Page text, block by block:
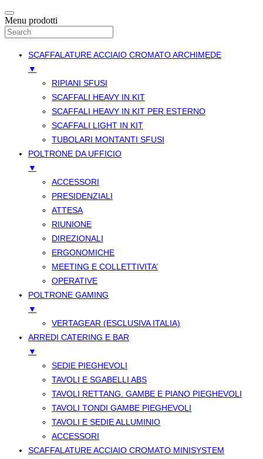
Menu prodotti
SCAFFALATURE ACCIAIO CROMATO ARCHIMEDE
▼
RIPIANI SFUSI
SCAFFALI HEAVY IN KIT
SCAFFALI HEAVY IN KIT PER ESTERNO
SCAFFALI LIGHT IN KIT
TUBOLARI MONTANTI SFUSI
POLTRONE DA UFFICIO
▼
ACCESSORI
PRESIDENZIALI
ATTESA
RIUNIONE
DIREZIONALI
ERGONOMICHE
MEETING E COLLETTIVITA’
OPERATIVE
POLTRONE GAMING
▼
VERTAGEAR (ESCLUSIVA ITALIA)
ARREDI CATERING E BAR
▼
SEDIE PIEGHEVOLI
TAVOLI E SGABELLI ABS
TAVOLI RETTANG. GAMBE E PIANO PIEGHEVOLI
TAVOLI TONDI GAMBE PIEGHEVOLI
TAVOLI E SEDIE ALLUMINIO
ACCESSORI
SCAFFALATURE ACCIAIO CROMATO MINISYSTEM